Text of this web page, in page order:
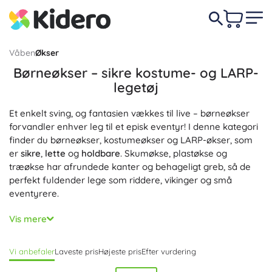
VåbenØkser
Børneøkser – sikre kostume- og LARP-
legetøj
Et enkelt sving, og fantasien vækkes til live – børneøkser
forvandler enhver leg til et episk eventyr! I denne kategori
finder du børneøkser, kostumeøkser og LARP-økser, som
er sikre, lette og holdbare. Skumøkse, plastøkse og
træøkse har afrundede kanter og behageligt greb, så de
perfekt fuldender lege som riddere, vikinger og små
eventyrere.
Hver børneøkse udmærker sig ved et detaljeret design for
etrealistisk udseende
nem at styre – også ved længere tids leg. En LARP-
blød og skånsommod omgivelserne, en
Vis mere
Vi anbefalerLaveste prisHøjeste prisEfter vurdering